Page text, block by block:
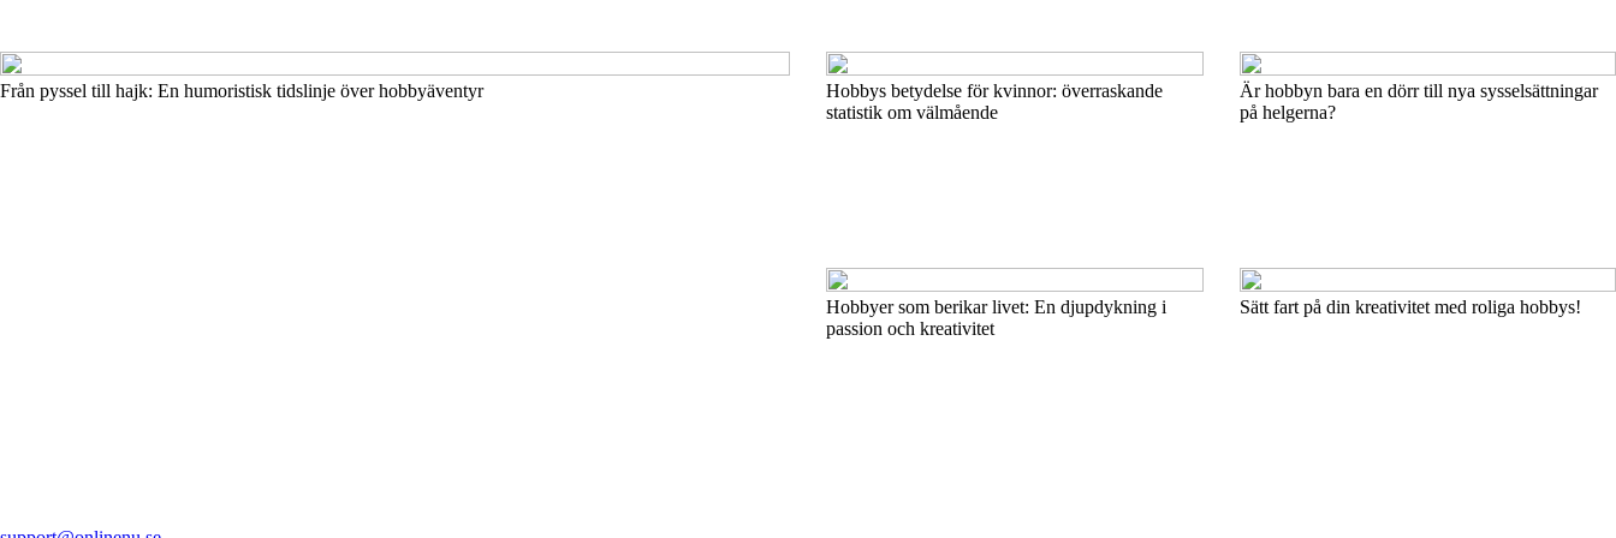
Från pyssel till hajk: En humoristisk tidslinje över hobbyäventyr
Hobbys betydelse för kvinnor: överraskande
statistik om välmående
Är hobbyn bara en dörr till nya sysselsättningar
på helgerna?
Hobbyer som berikar livet: En djupdykning i
passion och kreativitet
Sätt fart på din kreativitet med roliga hobbys!